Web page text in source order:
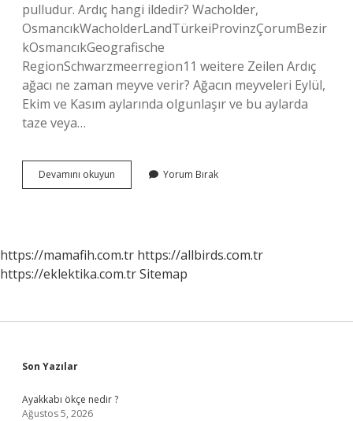
pulludur. Ardıç hangi ildedir? Wacholder,
OsmancıkWacholderLandTürkeiProvinzÇorumBezir
kOsmancıkGeografische
RegionSchwarzmeerregion11 weitere Zeilen Ardıç
ağacı ne zaman meyve verir? Ağacın meyveleri Eylül,
Ekim ve Kasım aylarında olgunlaşır ve bu aylarda
taze veya…
Devamını okuyun Türkiyede
Ardıç
Yorum Bırak
https://mamafih.com.tr https://allbirds.com.tr
https://eklektika.com.trSitemap
Sidebar
Son Yazılar
Ayakkabı ökçe nedir ?
Ağustos 5, 2026